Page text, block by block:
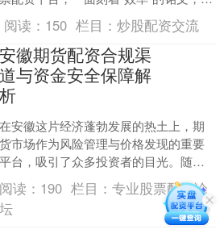
一面则闪烁着“风险”的寒光。它既是投资
者撬动财富的支点....
阅读： 150 栏目： 炒股配资交流
安徽期货配资合规渠
道与资金安全保障解
析
在安徽这片经济蓬勃发展的热土上，期
货市场作为风险管理与价格发现的重要
平台，吸引了众多投资者的目光。随着
市场参与度的提升好股配资网，“期货配
资”这一放大交易规模的....
阅读： 190 栏目：专业股票配资论
坛